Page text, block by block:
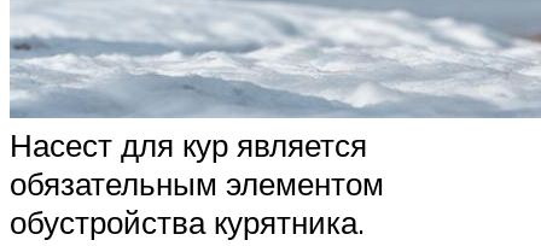
Насест для кур является
обязательным элементом
обустройства курятника.